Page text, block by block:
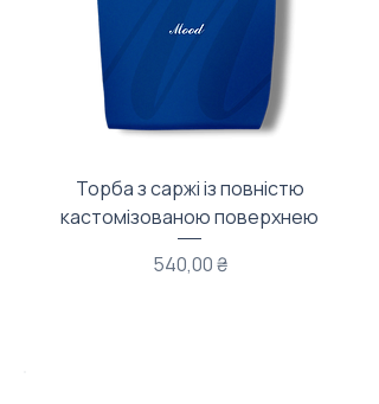
Торба з саржі із повністю
кастомізованою поверхнею
Цена
540,00 ₴